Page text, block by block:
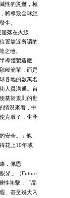
性的災難，極
將導致全球經
生。
落在火線
置靠近所謂的
之地。
導體製造廠，
般簡單，而是
各地的數萬名
人員溝通。台
基於規則的世
情況來看，中
克服了，生產
安全。」他
花上10年或
．佩恩
界」（Future
性衝擊：「晶
、甚至幾天內